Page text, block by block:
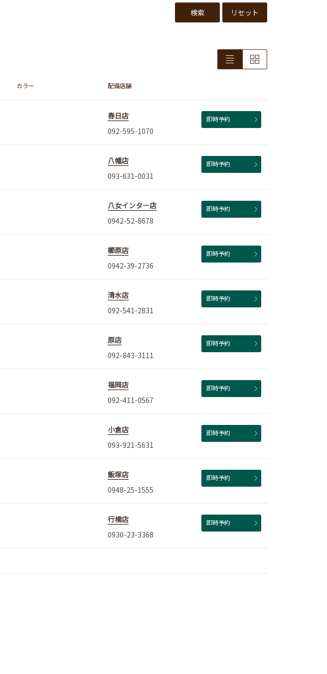
検索 リセット
カラー 配備店舗
春日店
092-595-1070
即時予約
八幡店
093-631-0031
即時予約
八女インター店
0942-52-8678
即時予約
櫛原店
0942-39-2736
即時予約
清水店
092-541-2831
即時予約
原店
092-843-3111
即時予約
福岡店
092-411-0567
即時予約
小倉店
093-921-5631
即時予約
飯塚店
0948-25-1555
即時予約
行橋店
0930-23-3368
即時予約